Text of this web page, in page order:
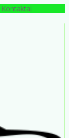
Kontaktai